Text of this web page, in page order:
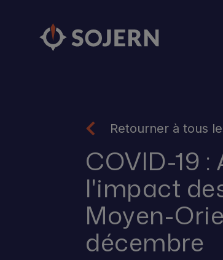
Retourner à tous
COVID-19
l'impact
Moyen-
décembre